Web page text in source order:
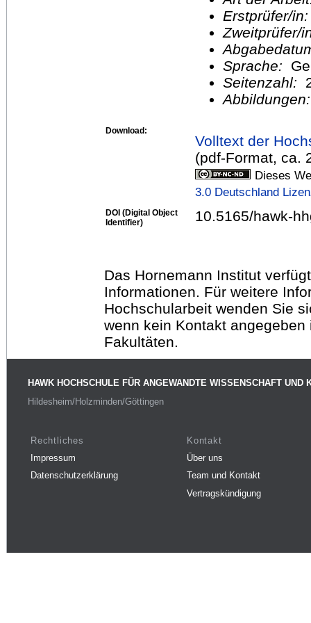
Erstprüfer/
Sprache:
Seitenzahl:
Download:
Volltext der
(pdf-Format, ca.
Dieses
3.0 Deutschland
DOI (Digital Object
Identifier)
10.5165/hawk-
Das Hornemann Institut
Informationen. Für weitere
Hochschularbeit wenden Sie
wenn kein Kontakt
Fakultäten.
HAWK HOCHSCHULE FÜR ANGEWANDTE WISSENSCHAFT UND
Hildesheim/Holzminden/Göttingen
Rechtliches
Impressum
Datenschutzerklärung
Kontakt
Über uns
Team und Kontakt
Vertragskündigung